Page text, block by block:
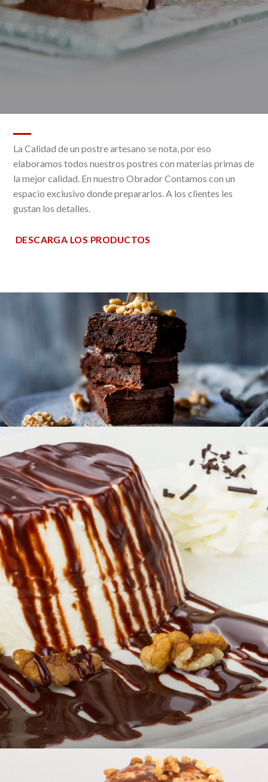
La Calidad de un postre artesano se nota, por eso
elaboramos todos nuestros postres con materias primas de
la mejor calidad. En nuestro Obrador Contamos con un
espacio exclusivo donde prepararlos. A los clientes les
gustan los detalles.
DESCARGA LOS PRODUCTOS